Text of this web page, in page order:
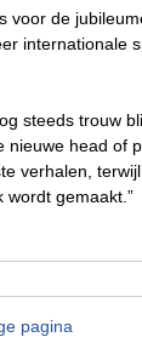
de
internationale
steeds trouw
nieuwe head of
verhalen,
gemaakt.”
pagina